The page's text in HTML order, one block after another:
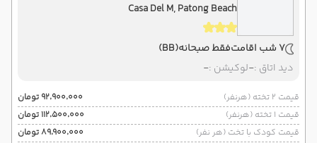
Casa Del M, Patong Beach
7 شب اقامت فقط صبحانه(BB)
دید اتاق :-لوکیشن :-
قیمت 2 تخته (هرنفر)
۹۲٬۹۰۰٬۰۰۰ تومان
قیمت 1 تخته (هرنفر)
۱۱۲٬۵۰۰٬۰۰۰ تومان
قیمت کودک با تخت (هر نفر)
۸۹٬۹۰۰٬۰۰۰ تومان